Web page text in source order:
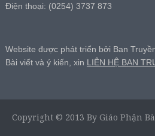
Điện thoại: (0254) 3737 873
Website được phát triển bởi Ban
Bài viết và ý kiến, xin LIÊN HỆ BAN
Copyright © 2013 By Giáo Phận